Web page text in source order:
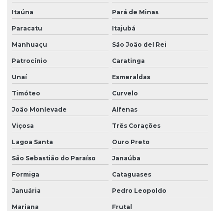
Osmose reversa para remover impurezas da água
Preço filtro para poço artesiano
Purificador de água para cálcio
Purificador para água dura
Purificador de água para ferro e manganês
Purificador de água para nitrato e nitrito
Purificador para remover ferro
Refil filtro de cálcio
Refil filtro de metais
Itaúna Pará de Minas
Paracatu Itajubá
Manhuaçu São João del Rei
Patrocínio Caratinga
Unaí Esmeraldas
Timóteo Curvelo
João Monlevade Alfenas
Viçosa Três Corações
Lagoa Santa Ouro Preto
São Sebastião do Paraíso Janaúba
Formiga Cataguases
Januária Pedro Leopoldo
Mariana Frutal